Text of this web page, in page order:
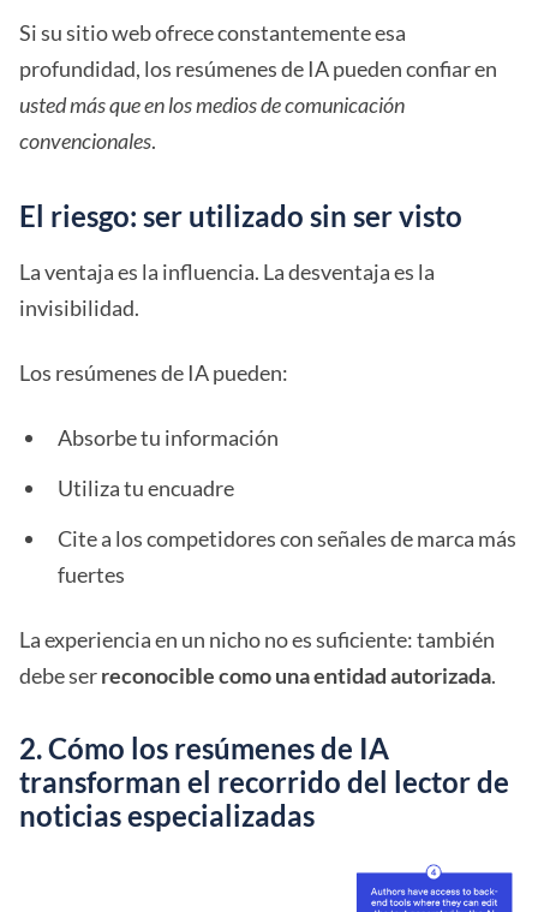
Si su sitio web ofrece constantemente esa
profundidad, los resúmenes de IA pueden confiar en
usted más que en los medios de comunicación
convencionales.
El riesgo: ser utilizado sin ser visto
La ventaja es la influencia. La desventaja es la
invisibilidad.
Los resúmenes de IA pueden:
Absorbe tu información
Utiliza tu encuadre
Cite a los competidores con señales de marca más
fuertes
La experiencia en un nicho no es suficiente: también
debe serreconocible como una entidad autorizada.
2. Cómo los resúmenes de IA
transforman el recorrido del lector de
noticias especializadas